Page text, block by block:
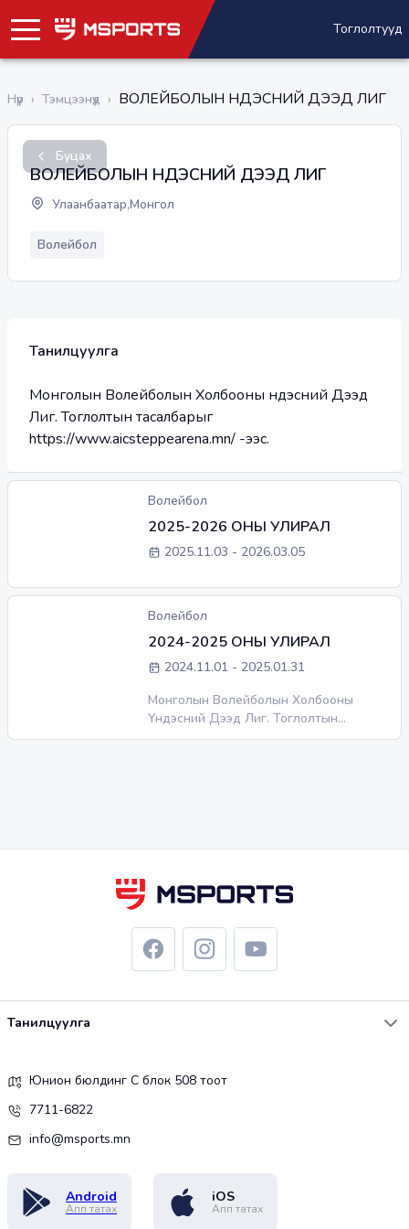
Тоглолтууд
Нүүр › Тэмцээнүүд › ВОЛЕЙБОЛЫН ҮНДЭСНИЙ ДЭЭД ЛИГ
Буцах
ВОЛЕЙБОЛЫН ҮНДЭСНИЙ ДЭЭД ЛИГ
Улаанбаатар,Монгол
Волейбол
Танилцуулга
Монголын Волейболын Холбооны Үндэсний Дээд
Лиг. Тоглолтын тасалбарыг
https://www.aicsteppearena.mn/ -ээс.
Волейбол
2025-2026 ОНЫ УЛИРАЛ
2025.11.03 - 2026.03.05
Волейбол
2024-2025 ОНЫ УЛИРАЛ
2024.11.01 - 2025.01.31
Монголын Волейболын Холбооны
Үндэсний Дээд Лиг. Тоглолтын
тасалбарыг
Танилцуулга
Юнион бюлдинг С блок 508 тоот
7711-6822
info@msports.mn
Android
Апп татах
iOS
Апп татах